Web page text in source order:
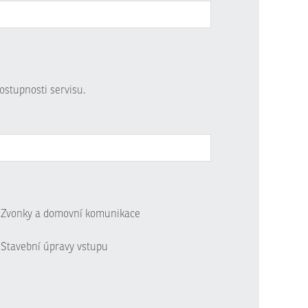
servisu.
Zvonky a domovní komunikace
Stavební úpravy vstupu